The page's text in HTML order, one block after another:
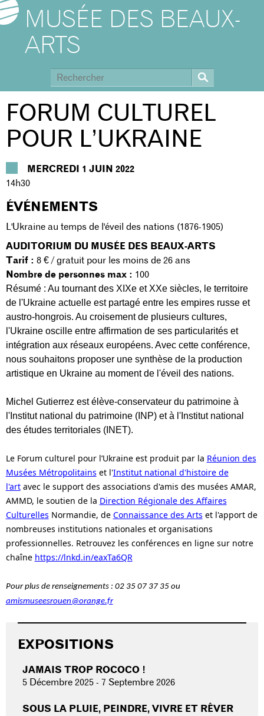
MUSÉE DES BEAUX-
ARTS
FORUM CULTUREL
POUR L’UKRAINE
MERCREDI 1 JUIN 2022
14h30
ÉVÉNEMENTS
L'Ukraine au temps de l'éveil des nations (1876-1905)
AUDITORIUM DU MUSÉE DES BEAUX-ARTS
Tarif : 8 € / gratuit pour les moins de 26 ans
Nombre de personnes max : 100
Résumé : Au tournant des XIXe et XXe siècles, le territoire
de l'Ukraine actuelle est partagé entre les empires russe et
austro-hongrois. Au croisement de plusieurs cultures,
l'Ukraine oscille entre affirmation de ses particularités et
intégration aux réseaux européens. Avec cette conférence,
nous souhaitons proposer une synthèse de la production
artistique en Ukraine au moment de l'éveil des nations.
Michel Gutierrez est élève-conservateur du patrimoine à
l'Institut national du patrimoine (INP) et à l'Institut national
des études territoriales (INET).
Le Forum culturel pour l’Ukraine est produit par la Réunion des
Musées Métropolitains et l'Institut national d'histoire de
l'artavec le support des associations d'amis des musées AMAR,
AMMD, le soutien de la Direction Régionale des Affaires
Culturelles Normandie, de Connaissance des Arts et l'apport de
nombreuses institutions nationales et organisations
professionnelles. Retrouvez les conférences en ligne sur notre
chaîne https://lnkd.in/eaxTa6QR
Pour plus de renseignements : 02 35 07 37 35 ou
amismuseesrouen@orange.fr
EXPOSITIONS
JAMAIS TROP ROCOCO !
5 Décembre 2025- 7 Septembre 2026
SOUS LA PLUIE, PEINDRE, VIVRE ET RÊVER